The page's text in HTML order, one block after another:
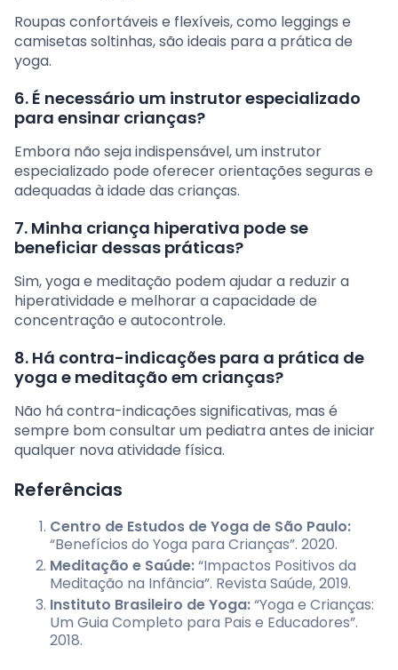
Roupas confortáveis e flexíveis, como leggings e
camisetas soltinhas, são ideais para a prática de
yoga.
6. É necessário um instrutor especializado
para ensinar crianças?
Embora não seja indispensável, um instrutor
especializado pode oferecer orientações seguras e
adequadas à idade das crianças.
7. Minha criança hiperativa pode se
beneficiar dessas práticas?
Sim, yoga e meditação podem ajudar a reduzir a
hiperatividade e melhorar a capacidade de
concentração e autocontrole.
8. Há contra-indicações para a prática de
yoga e meditação em crianças?
Não há contra-indicações significativas, mas é
sempre bom consultar um pediatra antes de iniciar
qualquer nova atividade física.
Referências
Centro de Estudos de Yoga de São Paulo:
“Benefícios do Yoga para Crianças”. 2020.
Meditação e Saúde:“Impactos Positivos da
Meditação na Infância”. Revista Saúde, 2019.
Instituto Brasileiro de Yoga:“Yoga e Crianças:
Um Guia Completo para Pais e Educadores”.
2018.